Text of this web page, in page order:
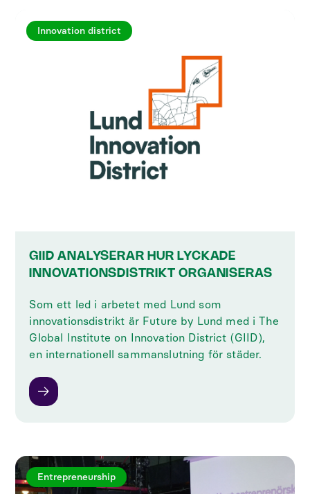
Innovation district
GIID ANALYSERAR HUR LYCKADE
INNOVATIONSDISTRIKT ORGANISERAS
Som ett led i arbetet med Lund som
innovationsdistrikt är Future by Lund med i The
Global Institute on Innovation District (GIID),
en internationell sammanslutning för städer.
Entrepreneurship